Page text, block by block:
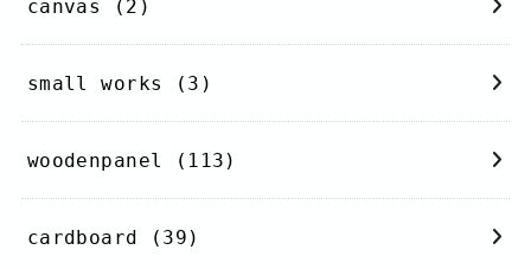
canvas (2)
small works (3)
woodenpanel (113)
cardboard (39)